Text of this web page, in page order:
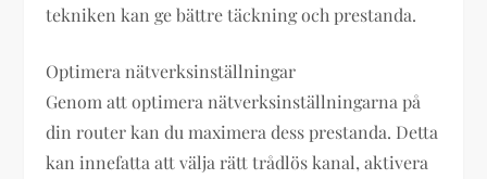
tekniken kan ge bättre täckning och prestanda.
Optimera nätverksinställningar
Genom att optimera nätverksinställningarna på
din router kan du maximera dess prestanda. Detta
kan innefatta att välja rätt trådlös kanal, aktivera